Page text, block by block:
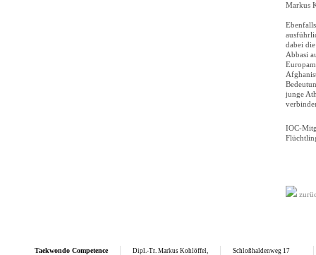
Markus
dabei
Abbasi
junge
IOC-
Taekwondo Competence
Dipl.-Tr. Markus Kohlöffel,
Schloßhaldenweg 17